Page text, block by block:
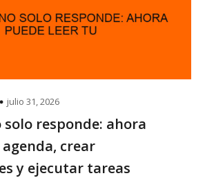
julio 31, 2026
solo responde: ahora
crear
y ejecutar tareas